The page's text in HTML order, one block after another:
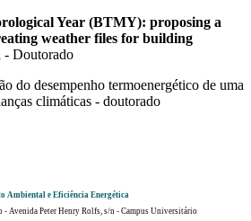
Year (BTMY): proposing a
weather files for building
- Doutorado
do desempenho termoenergético de uma
climáticas - doutorado
Ambiental e Eficiência Energética
- Avenida Peter Henry Rolfs, s/n - Campus Universitário